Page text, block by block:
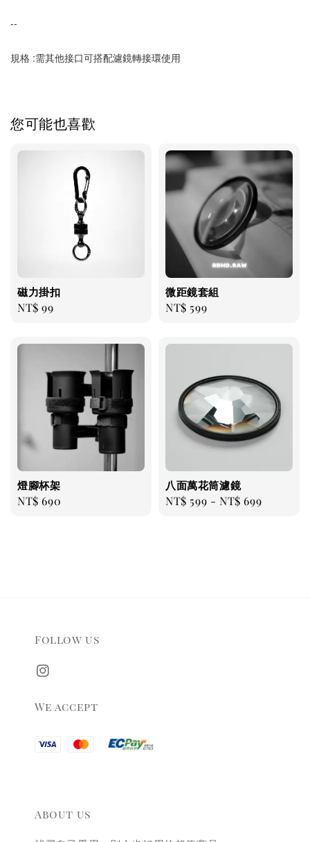
--
規格 :需其他接口可搭配濾鏡轉接環使用
您可能也喜歡
磁力掛扣
Regular
NT$ 99
微距鏡套組
Regular
NT$ 599
燈腳杯架
Regular
NT$ 690
八面萬花筒濾鏡
Regular
NT$ 599 -NT$ 699
Follow us
We accept
About us